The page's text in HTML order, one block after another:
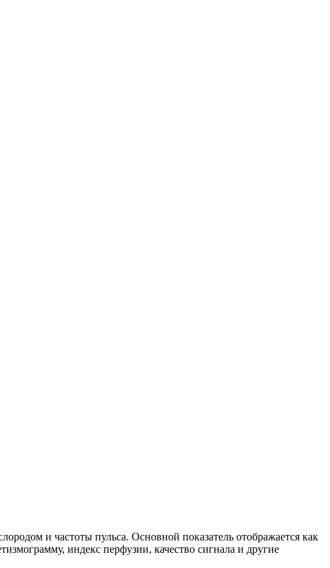
и частоты пульса. Основной показатель отображается как
индекс перфузии, качество сигнала и другие